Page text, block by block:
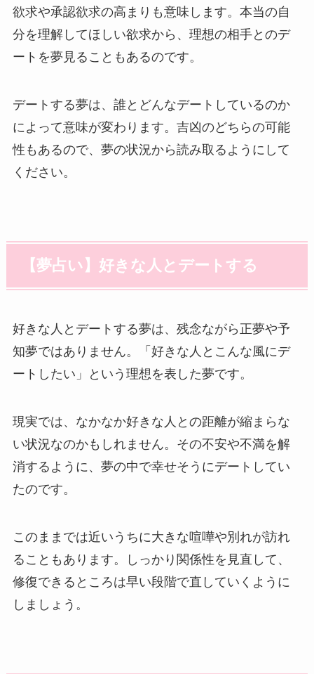
欲求や承認欲求の高まりも意味します。本当の自
分を理解してほしい欲求から、理想の相手とのデ
ートを夢見ることもあるのです。
デートする夢は、誰とどんなデートしているのか
によって意味が変わります。吉凶のどちらの可能
性もあるので、夢の状況から読み取るようにして
ください。
【夢占い】好きな人とデートする
好きな人とデートする夢は、残念ながら正夢や予
知夢ではありません。「好きな人とこんな風にデ
ートしたい」という理想を表した夢です。
現実では、なかなか好きな人との距離が縮まらな
い状況なのかもしれません。その不安や不満を解
消するように、夢の中で幸せそうにデートしてい
たのです。
このままでは近いうちに大きな喧嘩や別れが訪れ
ることもあります。しっかり関係性を見直して、
修復できるところは早い段階で直していくように
しましょう。